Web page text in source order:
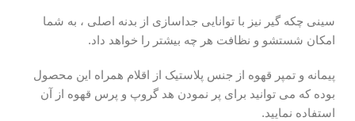
سینی چکه گیر نیز با توانایی جداسازی از بدنه اصلی ، به شما
امکان شستشو و نظافت هر چه بیشتر را خواهد داد.
پیمانه و تمپر قهوه از جنس پلاستیک از اقلام همراه این محصول
بوده که می توانید برای پر نمودن هد گروپ و پرس قهوه از آن
استفاده نمایید.